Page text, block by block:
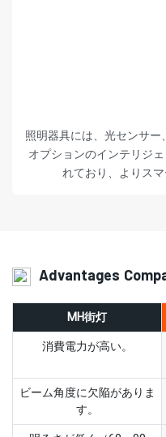
照明器具には、光センサ
オプションのインテリジ
れており、よりス
Advantages
MH街灯
消費電力が高い。
ビーム角度に欠陥がありま
す。